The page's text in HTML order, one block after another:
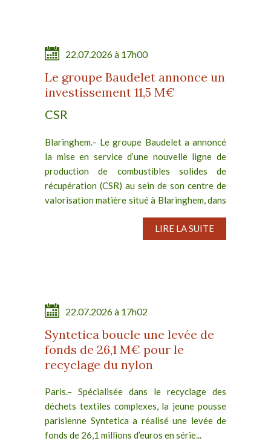
22.07.2026 à 17h00
Le groupe Baudelet annonce un
investissement 11,5 M€
CSR
Blaringhem.– Le groupe Baudelet a annoncé
la mise en service d’une nouvelle ligne de
production de combustibles solides de
récupération (CSR) au sein de son centre de
valorisation matière situé à Blaringhem, dans
LIRE LA SUITE
22.07.2026 à 17h02
Syntetica boucle une levée de
fonds de 26,1 M€ pour le
recyclage du nylon
Paris.– Spécialisée dans le recyclage des
déchets textiles complexes, la jeune pousse
parisienne Syntetica a réalisé une levée de
fonds de 26,1 millions d’euros en série...